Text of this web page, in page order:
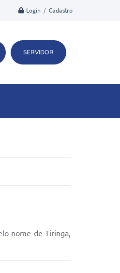
Login / Cadastro
SERVIDOR
nome de Tiringa,